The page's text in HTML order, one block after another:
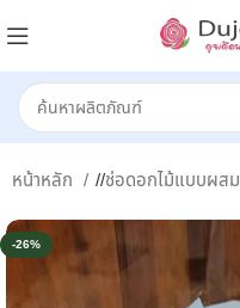
หน้าหลัก / ช่อดอกไม้แบบผสม
-26%